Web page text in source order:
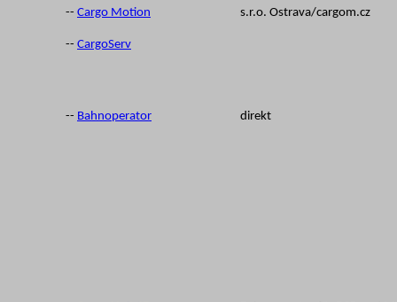
-- Cargo Motion s.r.o. Ostrava/cargom.cz
-- CargoServ
-- Bahnoperator direkt